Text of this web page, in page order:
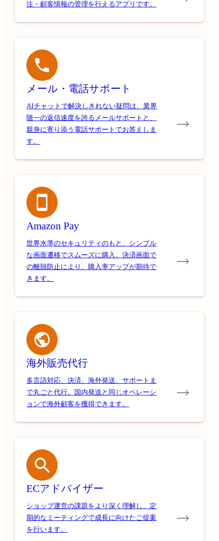
注・顧客情報の管理を行えるアプリです。
メール・電話サポート
AIチャットで解決しきれない疑問は、業界
随一の返信速度を誇るメールサポートと、
親身に寄り添う電話サポートでお答えしま
す。
Amazon Pay
世界水準のセキュリティのもと、シンプル
な画面遷移でスムーズに購入。決済画面で
の離脱防止により、購入率アップが期待で
きます。
海外販売代行
多言語対応、決済、海外発送、サポートま
で丸ごと代行。国内発送と同じオペレーシ
ョンで海外顧客を獲得できます。
ECアドバイザー
ショップ運営の課題をより深く理解し、定
期的なミーティングで成長に向けたご提案
を行います。